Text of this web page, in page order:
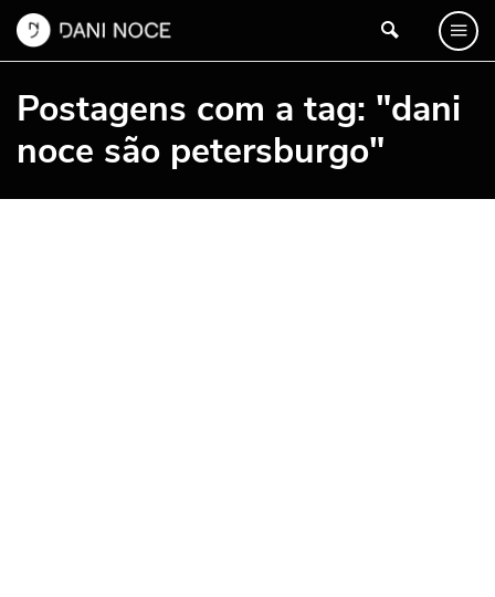
Postagens com a tag: "dani
noce são petersburgo"